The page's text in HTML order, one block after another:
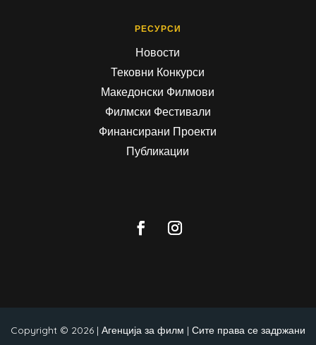
РЕСУРСИ
Новости
Тековни Конкурси
Македонски Филмови
Филмски Фестивали
Финансирани Проекти
Публикации
Copyright © 2026 | Агенција за филм | Сите права се задржани